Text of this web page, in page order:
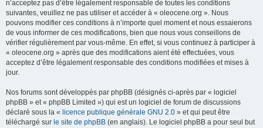
n’acceptez pas d’être légalement responsable de toutes les conditions
suivantes, veuillez ne pas utiliser et accéder à « oleocene.org ». Nous
pouvons modifier ces conditions à n’importe quel moment et nous essaierons
de vous informer de ces modifications, bien que nous vous conseillons de
vérifier régulièrement par vous-même. En effet, si vous continuez à participer à
« oleocene.org » après que des modifications aient été effectuées, vous
acceptez d’être légalement responsable des conditions modifiées et mises à
jour.
Nos forums sont développés par phpBB (désignés ci-après par « logiciel
phpBB » et « phpBB Limited ») qui est un logiciel de forum de discussions
déclaré sous la « licence publique générale GNU 2.0 » et qui peut être
téléchargé sur le site de phpBB (en anglais). Le logiciel phpBB a pour seul but